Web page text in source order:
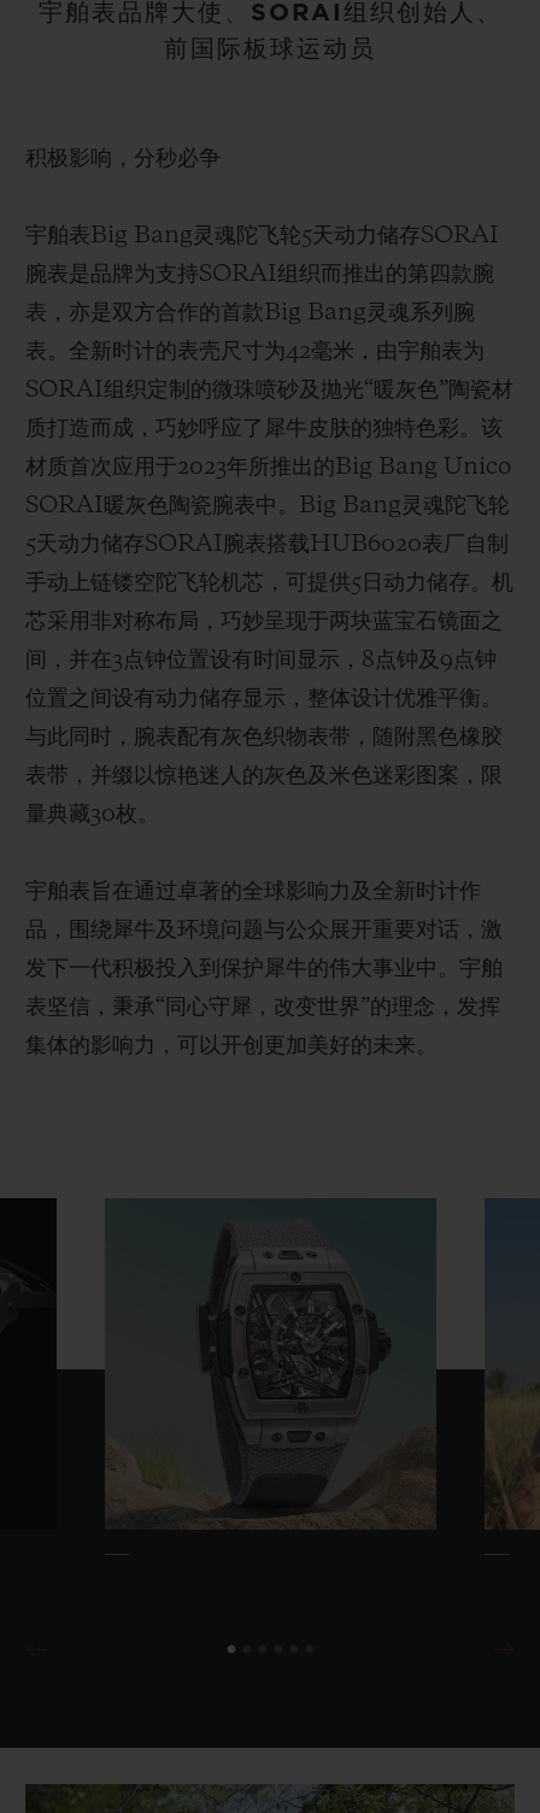
宇舶表品牌大使、SORAI组织创始人、
前国际板球运动员
积极影响，分秒必争
宇舶表Big Bang灵魂陀飞轮5天动力储存SORAI
腕表是品牌为支持SORAI组织而推出的第四款腕
表，亦是双方合作的首款Big Bang灵魂系列腕
表。全新时计的表壳尺寸为42毫米，由宇舶表为
SORAI组织定制的微珠喷砂及抛光“暖灰色”陶瓷材
质打造而成，巧妙呼应了犀牛皮肤的独特色彩。该
材质首次应用于2023年所推出的Big Bang Unico
SORAI暖灰色陶瓷腕表中。Big Bang灵魂陀飞轮
5天动力储存SORAI腕表搭载HUB6020表厂自制
手动上链镂空陀飞轮机芯，可提供5日动力储存。机
芯采用非对称布局，巧妙呈现于两块蓝宝石镜面之
间，并在3点钟位置设有时间显示，8点钟及9点钟
位置之间设有动力储存显示，整体设计优雅平衡。
与此同时，腕表配有灰色织物表带，随附黑色橡胶
表带，并缀以惊艳迷人的灰色及米色迷彩图案，限
量典藏30枚。
宇舶表旨在通过卓著的全球影响力及全新时计作
品，围绕犀牛及环境问题与公众展开重要对话，激
发下一代积极投入到保护犀牛的伟大事业中。宇舶
表坚信，秉承“同心守犀，改变世界”的理念，发挥
集体的影响力，可以开创更加美好的未来。